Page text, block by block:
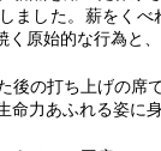
ました。薪をく
く原始的な行為と
後の打ち上げの席
命力あふれる姿に